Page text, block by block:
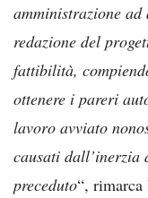
amministrazione
redazione del
fattibilità,
ottenere i pareri
lavoro avviato
causati
preceduto“, rimarca